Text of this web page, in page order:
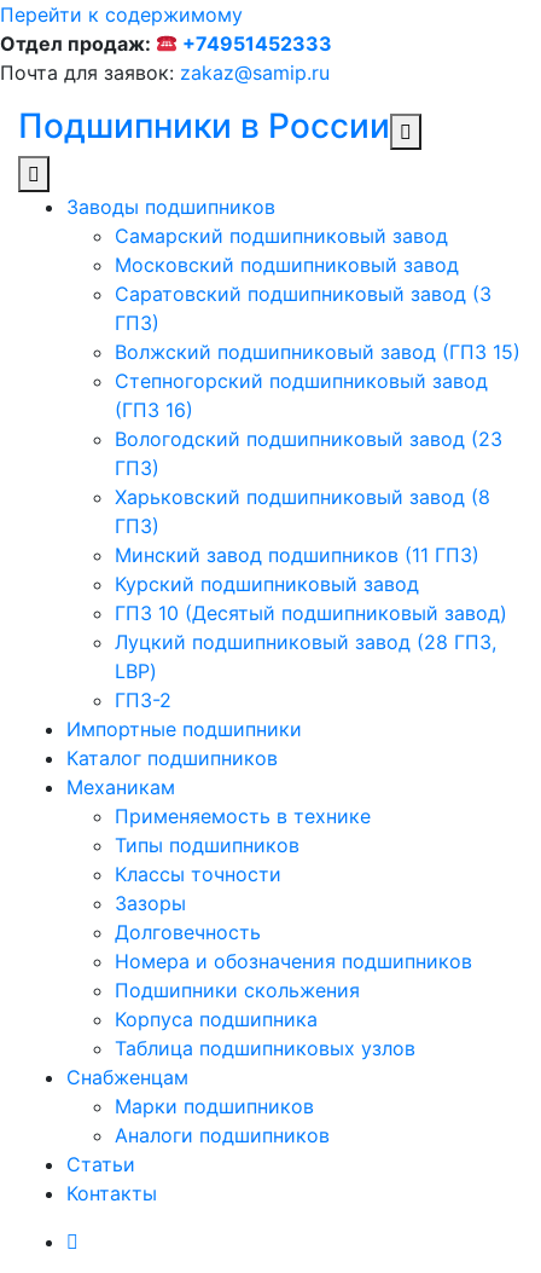
Перейти к содержимому
Отдел продаж:
+74951452333
Почта для заявок: zakaz@samip.ru
Подшипники в России
Заводы подшипников
Cамарский подшипниковый завод
Московский подшипниковый завод
Саратовский подшипниковый завод (3
ГПЗ)
Волжский подшипниковый завод (ГПЗ 15)
Степногорский подшипниковый завод
(ГПЗ 16)
Вологодский подшипниковый завод (23
ГПЗ)
Харьковский подшипниковый завод (8
ГПЗ)
Минский завод подшипников (11 ГПЗ)
Курский подшипниковый завод
ГПЗ 10 (Десятый подшипниковый завод)
Луцкий подшипниковый завод (28 ГПЗ,
LBP)
ГПЗ-2
Импортные подшипники
Каталог подшипников
Механикам
Применяемость в технике
Типы подшипников
Классы точности
Зазоры
Долговечность
Номера и обозначения подшипников
Подшипники скольжения
Корпуса подшипника
Таблица подшипниковых узлов
Снабженцам
Марки подшипников
Аналоги подшипников
Статьи
Контакты